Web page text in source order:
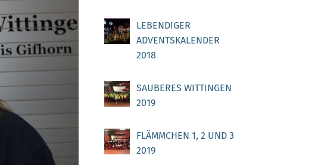
LEBENDIGER
ADVENTSKALENDER
2018
SAUBERES WITTINGEN
2019
FLÄMMCHEN 1, 2 UND 3
2019